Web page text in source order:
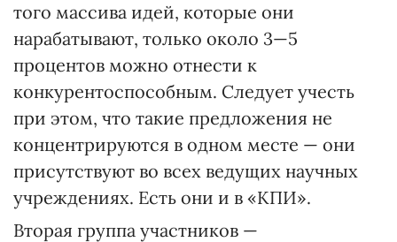
того массива идей, которые они
нарабатывают, только около 3—5
процентов можно отнести к
конкурентоспособным. Следует учесть
при этом, что такие предложения не
концентрируются в одном месте — они
присутствуют во всех ведущих научных
учреждениях. Есть они и в «КПИ».
Вторая группа участников —